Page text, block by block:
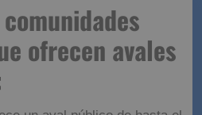
ofrecen avales